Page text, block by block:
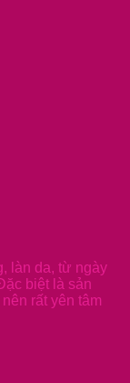
làn da, từ ngày
biệt là sản
rất yên tâm